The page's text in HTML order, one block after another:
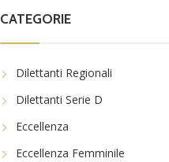
CATEGORIE
Dilettanti Regionali
Dilettanti Serie D
Eccellenza
Eccellenza Femminile